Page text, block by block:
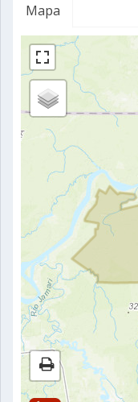
Mapa